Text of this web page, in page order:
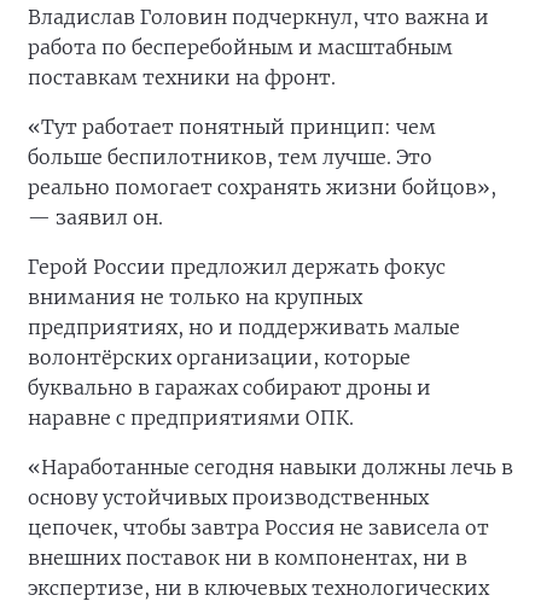
Владислав Головин подчеркнул, что важна и
работа по бесперебойным и масштабным
поставкам техники на фронт.
«Тут работает понятный принцип: чем
больше беспилотников, тем лучше. Это
реально помогает сохранять жизни бойцов»,
— заявил он.
Герой России предложил держать фокус
внимания не только на крупных
предприятиях, но и поддерживать малые
волонтёрских организации, которые
буквально в гаражах собирают дроны и
наравне с предприятиями ОПК.
«Наработанные сегодня навыки должны лечь в
основу устойчивых производственных
цепочек, чтобы завтра Россия не зависела от
внешних поставок ни в компонентах, ни в
экспертизе, ни в ключевых технологических